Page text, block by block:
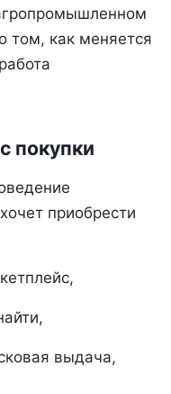
том, как меняется
покупки
приобрести
выдача,